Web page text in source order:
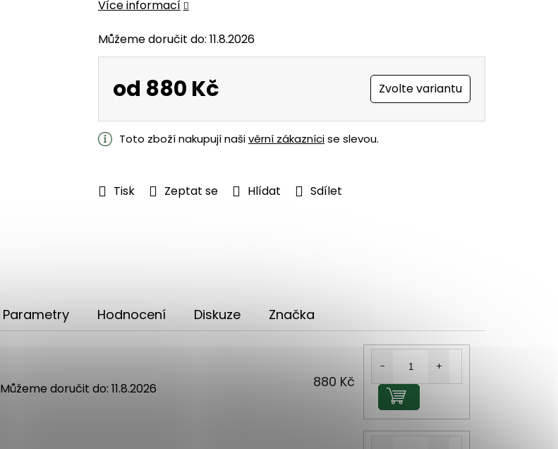
Více informací
Tisk Zeptat se Hlídat Sdílet
Můžeme doručit do: 11.8.2026
z
hvězdiček.
od 880 Kč
cena:
Zvolte variantu
Toto zboží nakupují našivěrní zákaznícise slevou.
Parametry Hodnocení Diskuze Značka
Můžeme doručit do: 11.8.2026 880 Kč
Do košíku